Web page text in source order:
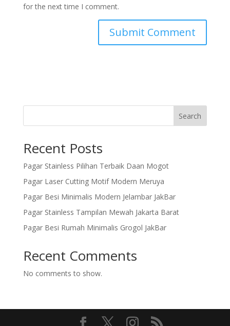
for the next time I comment.
Search
Recent Posts
Pagar Stainless Pilihan Terbaik Daan Mogot
Pagar Laser Cutting Motif Modern Meruya
Pagar Besi Minimalis Modern Jelambar JakBar
Pagar Stainless Tampilan Mewah Jakarta Barat
Pagar Besi Rumah Minimalis Grogol JakBar
Recent Comments
No comments to show.